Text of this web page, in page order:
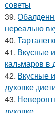
советы
39.
нереально
40.
41. Вкусные
кальмаров в
42. Вкусные
духовке
43.
духовке